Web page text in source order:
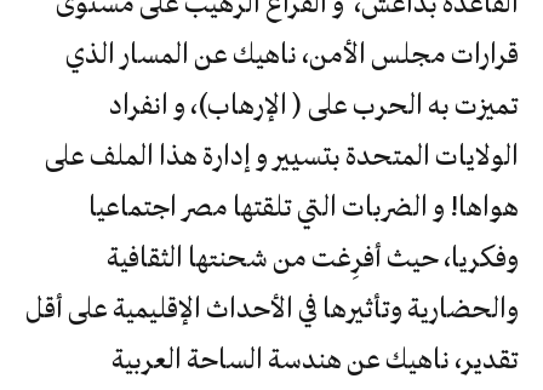
قرارات مجلس الأمن، ناهيك عن المسار الذي
تميزت به الحرب على ( الإرهاب)، و انفراد
الولايات المتحدة بتسيير و إدارة هذا الملف على
هواها! و الضربات التي تلقتها مصر اجتماعيا
وفكريا، حيث أفرِغت من شحنتها الثقافية
والحضارية وتأثيرها في الأحداث الإقليمية على أقل
تقدير، ناهيك عن هندسة الساحة العربية